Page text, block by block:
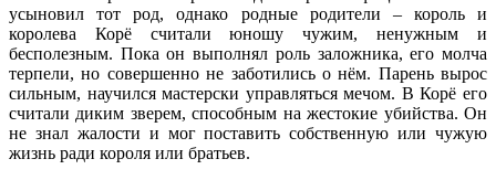
усыновил тот род, однако родные родители – король и
королева Корё считали юношу чужим, ненужным и
бесполезным. Пока он выполнял роль заложника, его молча
терпели, но совершенно не заботились о нём. Парень вырос
сильным, научился мастерски управляться мечом. В Корё его
считали диким зверем, способным на жестокие убийства. Он
не знал жалости и мог поставить собственную или чужую
жизнь ради короля или братьев.